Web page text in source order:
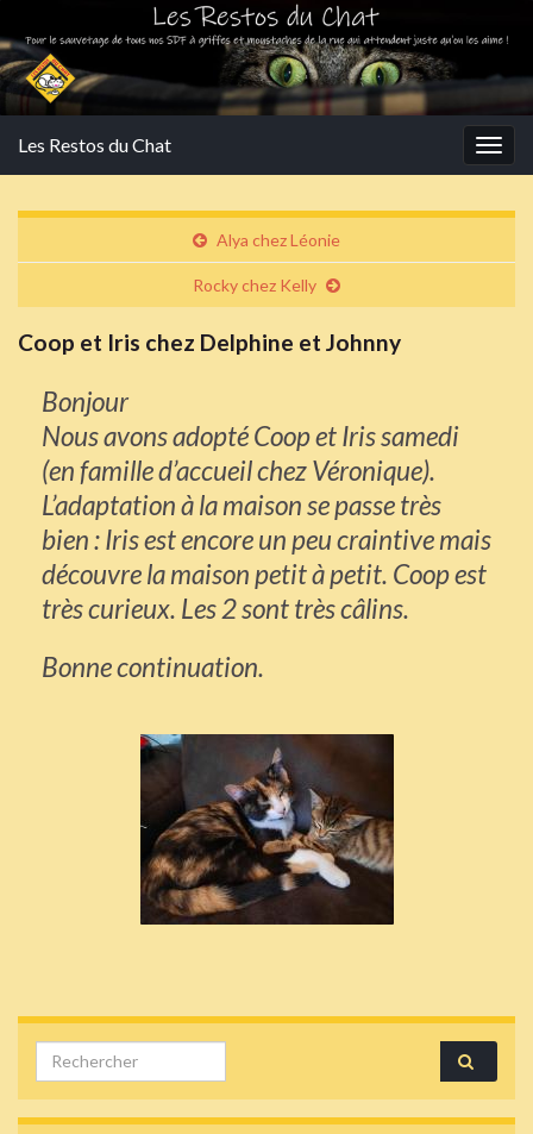
Les Restos du Chat
Alya chez Léonie
Rocky chez Kelly
Coop et Iris chez Delphine et Johnny
Bonjour
Nous avons adopté Coop et Iris samedi
(en famille d’accueil chez Véronique).
L’adaptation à la maison se passe très
bien : Iris est encore un peu craintive mais
découvre la maison petit à petit. Coop est
très curieux. Les 2 sont très câlins.
Bonne continuation.
Search for: